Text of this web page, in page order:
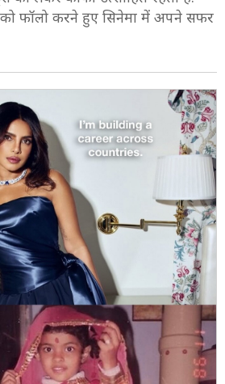
फॉलो करने हुए सिनेमा में अपने सफर